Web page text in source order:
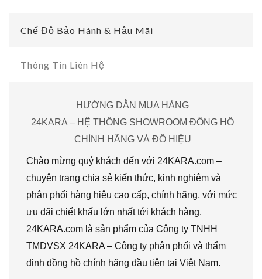
Chế Độ Bảo Hành & Hậu Mãi
Thông Tin Liên Hệ
HƯỚNG DẪN MUA HÀNG
24KARA – HỆ THỐNG SHOWROOM ĐỒNG HỒ
CHÍNH HÃNG VÀ ĐỒ HIỆU
Chào mừng quý khách đến với 24KARA.com –
chuyên trang chia sẻ kiến thức, kinh nghiệm và
phân phối hàng hiệu cao cấp, chính hãng, với mức
ưu đãi chiết khấu lớn nhất tới khách hàng.
24KARA.com là sản phẩm của Công ty TNHH
TMDVSX 24KARA – Công ty phân phối và thẩm
định đồng hồ chính hãng đầu tiên tại Việt Nam.